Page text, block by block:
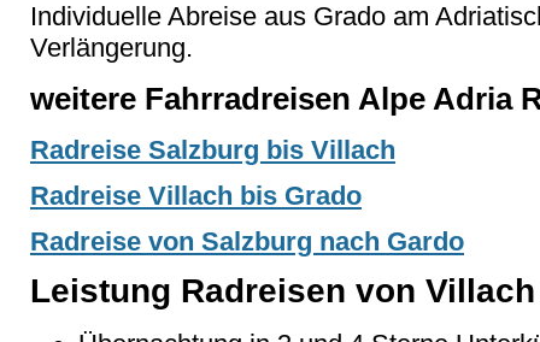
Individuelle Abreise aus Grado am
Verlängerung.
weitere Fahrradreisen Alpe Adria
Radreise Salzburg bis Villach
Radreise Villach bis Grado
Radreise von Salzburg nach Gardo
Leistung Radreisen von